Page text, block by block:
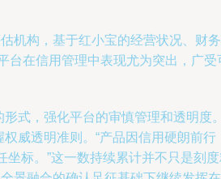
机构，基于红小宝的经营状况、财
台在信用管理中表现尤为突出，广受
式，强化平台的审慎管理和透明度
威透明准则。“产品因信用硬朗前行
标。”这一数持续累计并不只是刻